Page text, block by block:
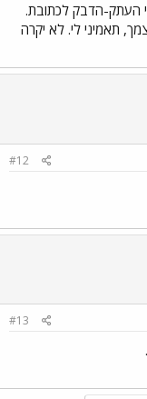
העתק-הדבק לכתובת.
תאמיני לי. לא יקרה
#12
#13